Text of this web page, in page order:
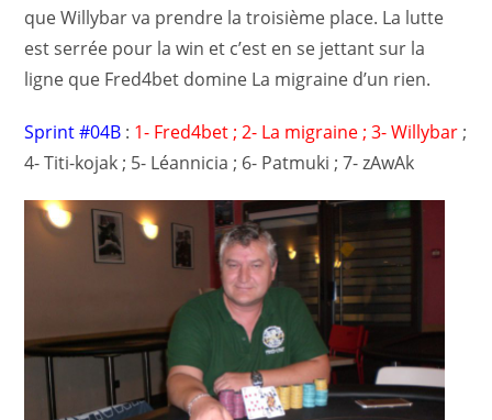
que Willybar va prendre la troisième place. La lutte
est serrée pour la win et c’est en se jettant sur la
ligne que Fred4bet domine La migraine d’un rien.
Sprint #04B : 1- Fred4bet ; 2- La migraine ; 3- Willybar ;
4- Titi-kojak ; 5- Léannicia ; 6- Patmuki ; 7- zAwAk